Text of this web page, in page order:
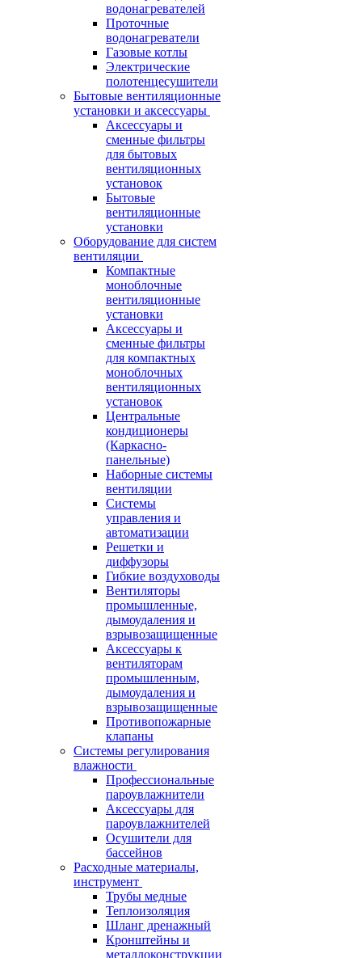
водонагревателей
Проточные
водонагреватели
Газовые котлы
Электрические
полотенцесушители
Бытовые вентиляционные
установки и аксессуары
Аксессуары и
сменные фильтры
для бытовых
вентиляционных
установок
Бытовые
вентиляционные
установки
Оборудование для систем
вентиляции
Компактные
моноблочные
вентиляционные
установки
Аксессуары и
сменные фильтры
для компактных
моноблочных
вентиляционных
установок
Центральные
кондиционеры
(Каркасно-
панельные)
Наборные системы
вентиляции
Системы
управления и
автоматизации
Решетки и
диффузоры
Гибкие воздуховоды
Вентиляторы
промышленные,
дымоудаления и
взрывозащищенные
Аксессуары к
вентиляторам
промышленным,
дымоудаления и
взрывозащищенные
Противопожарные
клапаны
Системы регулирования
влажности
Профессиональные
пароувлажнители
Аксессуары для
пароувлажнителей
Осушители для
бассейнов
Расходные материалы,
инструмент
Трубы медные
Теплоизоляция
Шланг дренажный
Кронштейны и
металлоконструкции